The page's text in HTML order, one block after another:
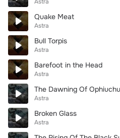
Quake Meat
Astra
Bull Torpis
Astra
Barefoot in the Head
Astra
The Dawning Of
Astra
Broken Glass
Astra